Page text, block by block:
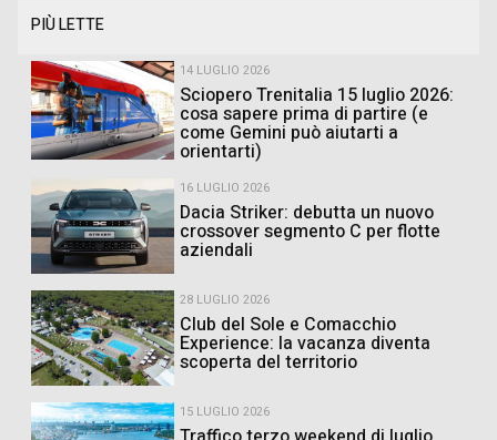
PIÙ LETTE
14 LUGLIO 2026
Sciopero Trenitalia 15 luglio 2026:
cosa sapere prima di partire (e
come Gemini può aiutarti a
orientarti)
16 LUGLIO 2026
Dacia Striker: debutta un nuovo
crossover segmento C per flotte
aziendali
28 LUGLIO 2026
Club del Sole e Comacchio
Experience: la vacanza diventa
scoperta del territorio
15 LUGLIO 2026